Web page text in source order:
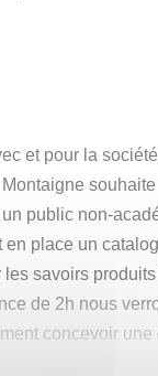
et pour la
Montaigne
public non-
en place un
savoirs produits
de 2h nous
concevoir